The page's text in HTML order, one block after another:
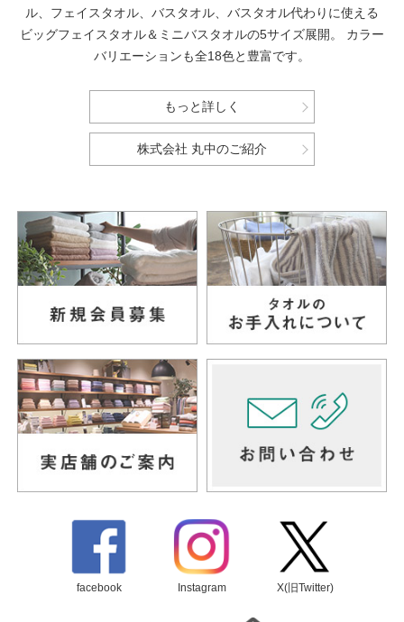
ル、フェイスタオル、バスタオル、バスタオル代わりに使える
ビッグフェイスタオル＆ミニバスタオルの5サイズ展開。
カラー
バリエーションも全18色と豊富です。
もっと詳しく
株式会社 丸中のご紹介
facebook Instagram X(旧Twitter)